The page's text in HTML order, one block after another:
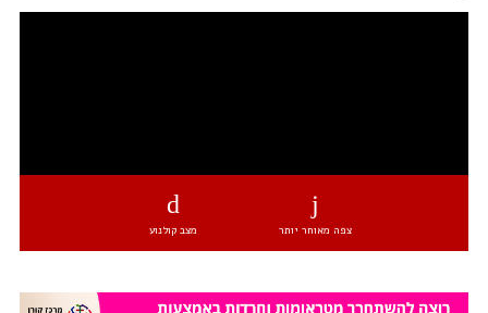
צפה מאוחר יותר מצב קולנוע